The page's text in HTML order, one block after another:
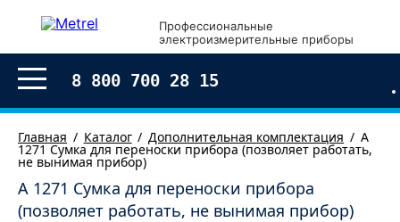
Профессиональные
электроизмерительные приборы
8 800 700 28 15
Главная Каталог Дополнительная комплектация A
1271 Сумка для переноски прибора (позволяет работать,
не вынимая прибор)
A 1271 Сумка для переноски прибора
(позволяет работать, не вынимая прибор)
Оформление заказа